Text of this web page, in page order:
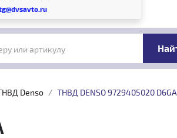
или артикулу
Denso ТНВД DENSO 9729405020 D6GA